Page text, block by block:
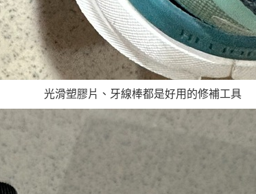
光滑塑膠片、牙線棒都是好用的修補工具